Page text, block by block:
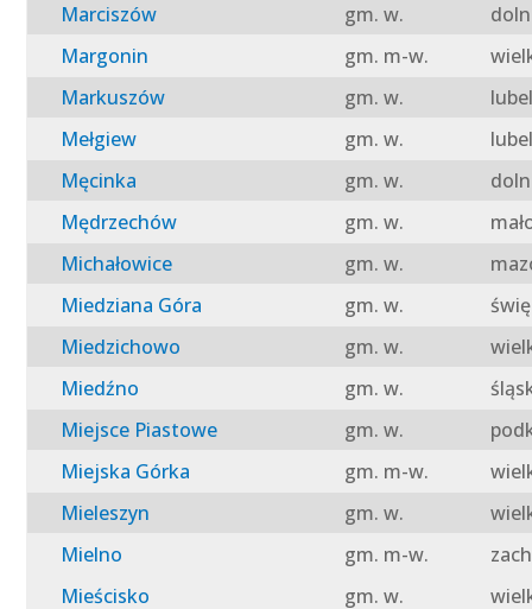
Marciszów
gm. w.
Margonin
gm. m-w.
Markuszów
gm. w.
Mełgiew
gm. w.
Męcinka
gm. w.
Mędrzechów
gm. w.
Michałowice
gm. w.
Miedziana Góra
gm. w.
Miedzichowo
gm. w.
Miedźno
gm. w.
Miejsce Piastowe
gm. w.
Miejska Górka
gm. m-w.
Mieleszyn
gm. w.
Mielno
gm. m-w.
Mieścisko
gm. w.